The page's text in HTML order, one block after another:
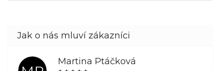
Martina Ptáčková